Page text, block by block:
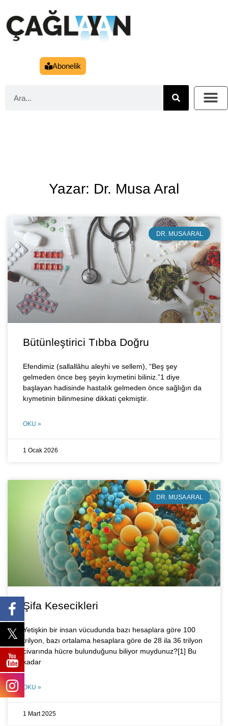
Abonelik
Yazar: Dr. Musa Aral
DR. MUSA ARAL
Bütünleştirici Tıbba Doğru
Efendimiz (sallallâhu aleyhi ve sellem), “Beş şey
gelmeden önce beş şeyin kıymetini biliniz.”1 diye
başlayan hadisinde hastalık gelmeden önce sağlığın da
kıymetinin bilinmesine dikkati çekmiştir.
OKU »
1 Ocak 2026
DR. MUSA ARAL
Şifa Kesecikleri
Yetişkin bir insan vücudunda bazı hesaplara göre 100
trilyon, bazı ortalama hesaplara göre de 28 ila 36 trilyon
civarında hücre bulunduğunu biliyor muydunuz?[1] Bu
kadar
OKU »
1 Mart 2025